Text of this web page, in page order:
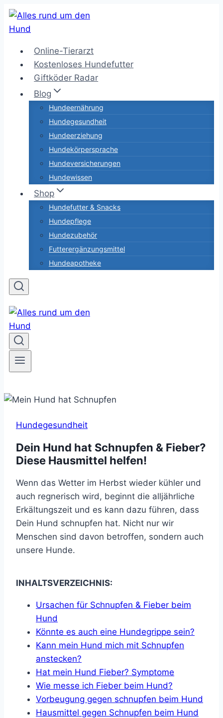
Zum
Inhalt
Online-Tierarzt
Kostenloses Hundefutter
Giftköder Radar
Blog
Hundeernährung
Hundegesundheit
Hundeerziehung
Hundekörpersprache
Hundeversicherungen
Hundewissen
Shop
Hundefutter & Snacks
Hundepflege
Hundezubehör
Futterergänzungsmittel
Hundeapotheke
Hundegesundheit
Dein Hund hat Schnupfen & Fieber?
Diese Hausmittel helfen!
Wenn das Wetter im Herbst wieder kühler und
auch regnerisch wird, beginnt die alljährliche
Erkältungszeit und es kann dazu führen, dass
Dein Hund schnupfen hat. Nicht nur wir
Menschen sind davon betroffen, sondern auch
unsere Hunde.
INHALTSVERZEICHNIS:
Ursachen für Schnupfen & Fieber beim
Hund
Könnte es auch eine Hundegrippe sein?
Kann mein Hund mich mit Schnupfen
anstecken?
Hat mein Hund Fieber? Symptome
Wie messe ich Fieber beim Hund?
Vorbeugung gegen schnupfen beim Hund
Hausmittel gegen Schnupfen beim Hund